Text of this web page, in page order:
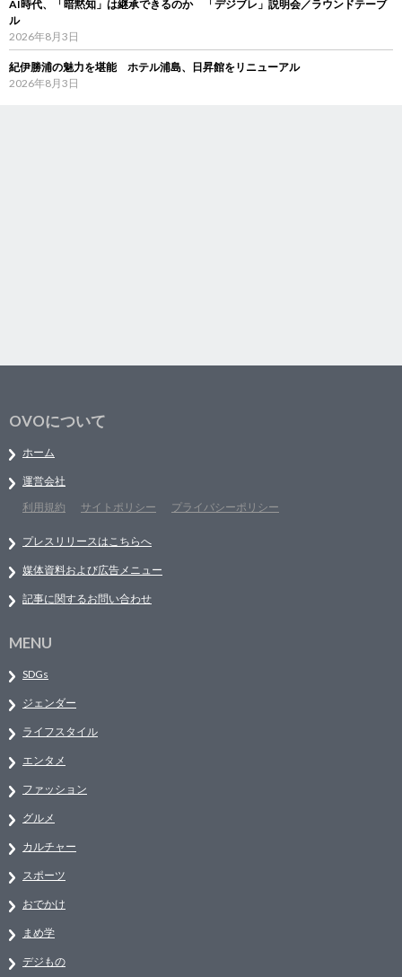
AI時代、「暗黙知」は継承できるのか 「デジブレ」説明会／ラウンドテーブ
ル
2026年8月3日
紀伊勝浦の魅力を堪能 ホテル浦島、日昇館をリニューアル
2026年8月3日
OVOについて
ホーム
運営会社
利用規約
サイトポリシー プライバシーポリシー
プレスリリースはこちらへ
媒体資料および広告メニュー
記事に関するお問い合わせ
MENU
SDGs
ジェンダー
ライフスタイル
エンタメ
ファッション
グルメ
カルチャー
スポーツ
おでかけ
まめ学
デジもの